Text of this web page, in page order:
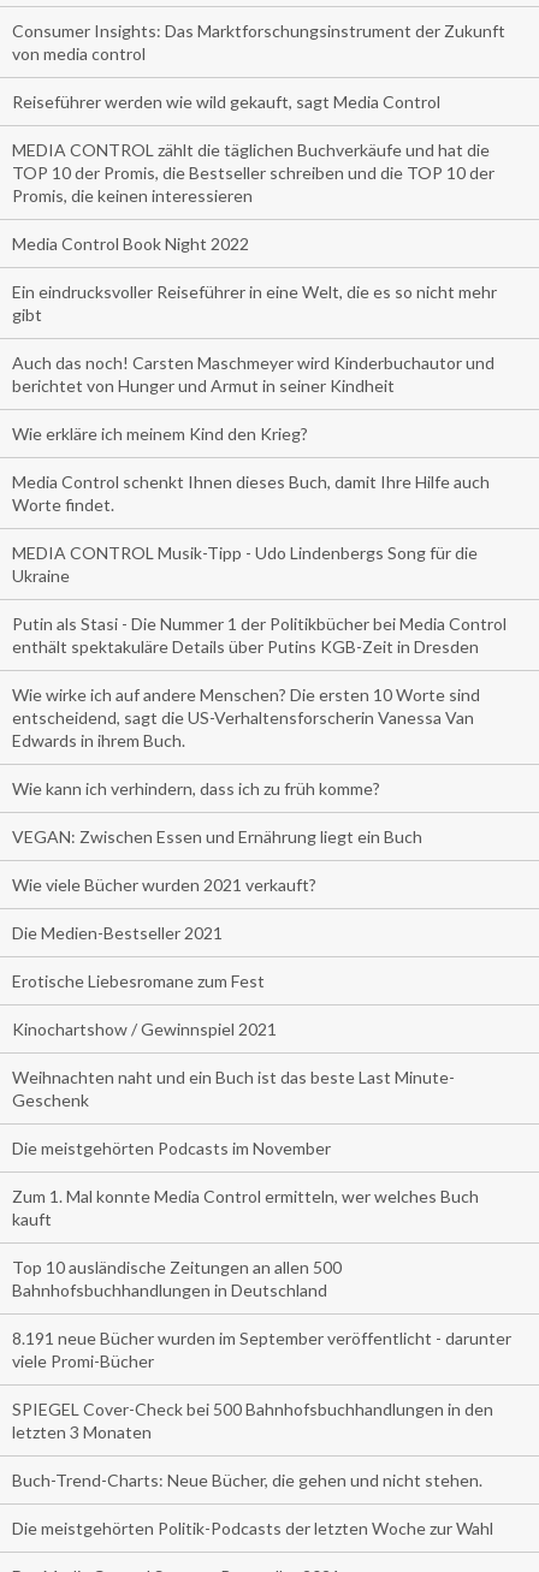
Consumer Insights: Das Marktforschungsinstrument der Zukunft
von media control
Reiseführer werden wie wild gekauft, sagt Media Control
MEDIA CONTROL zählt die täglichen Buchverkäufe und hat die
TOP 10 der Promis, die Bestseller schreiben und die TOP 10 der
Promis, die keinen interessieren
Media Control Book Night 2022
Ein eindrucksvoller Reiseführer in eine Welt, die es so nicht mehr
gibt
Auch das noch! Carsten Maschmeyer wird Kinderbuchautor und
berichtet von Hunger und Armut in seiner Kindheit
Wie erkläre ich meinem Kind den Krieg?
Media Control schenkt Ihnen dieses Buch, damit Ihre Hilfe auch
Worte findet.
MEDIA CONTROL Musik-Tipp - Udo Lindenbergs Song für die
Ukraine
Putin als Stasi - Die Nummer 1 der Politikbücher bei Media Control
enthält spektakuläre Details über Putins KGB-Zeit in Dresden
Wie wirke ich auf andere Menschen? Die ersten 10 Worte sind
entscheidend, sagt die US-Verhaltensforscherin Vanessa Van
Edwards in ihrem Buch.
Wie kann ich verhindern, dass ich zu früh komme?
VEGAN: Zwischen Essen und Ernährung liegt ein Buch
Wie viele Bücher wurden 2021 verkauft?
Die Medien-Bestseller 2021
Erotische Liebesromane zum Fest
Kinochartshow / Gewinnspiel 2021
Weihnachten naht und ein Buch ist das beste Last Minute-
Geschenk
Die meistgehörten Podcasts im November
Zum 1. Mal konnte Media Control ermitteln, wer welches Buch
kauft
Top 10 ausländische Zeitungen an allen 500
Bahnhofsbuchhandlungen in Deutschland
8.191 neue Bücher wurden im September veröffentlicht - darunter
viele Promi-Bücher
SPIEGEL Cover-Check bei 500 Bahnhofsbuchhandlungen in den
letzten 3 Monaten
Buch-Trend-Charts: Neue Bücher, die gehen und nicht stehen.
Die meistgehörten Politik-Podcasts der letzten Woche zur Wahl